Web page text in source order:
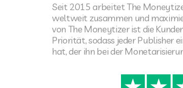
Seit 2015 arbeitet The
weltweit zusammen und
von The Moneytizer ist die
Priorität, sodass jeder Publisher
hat, der ihn bei der